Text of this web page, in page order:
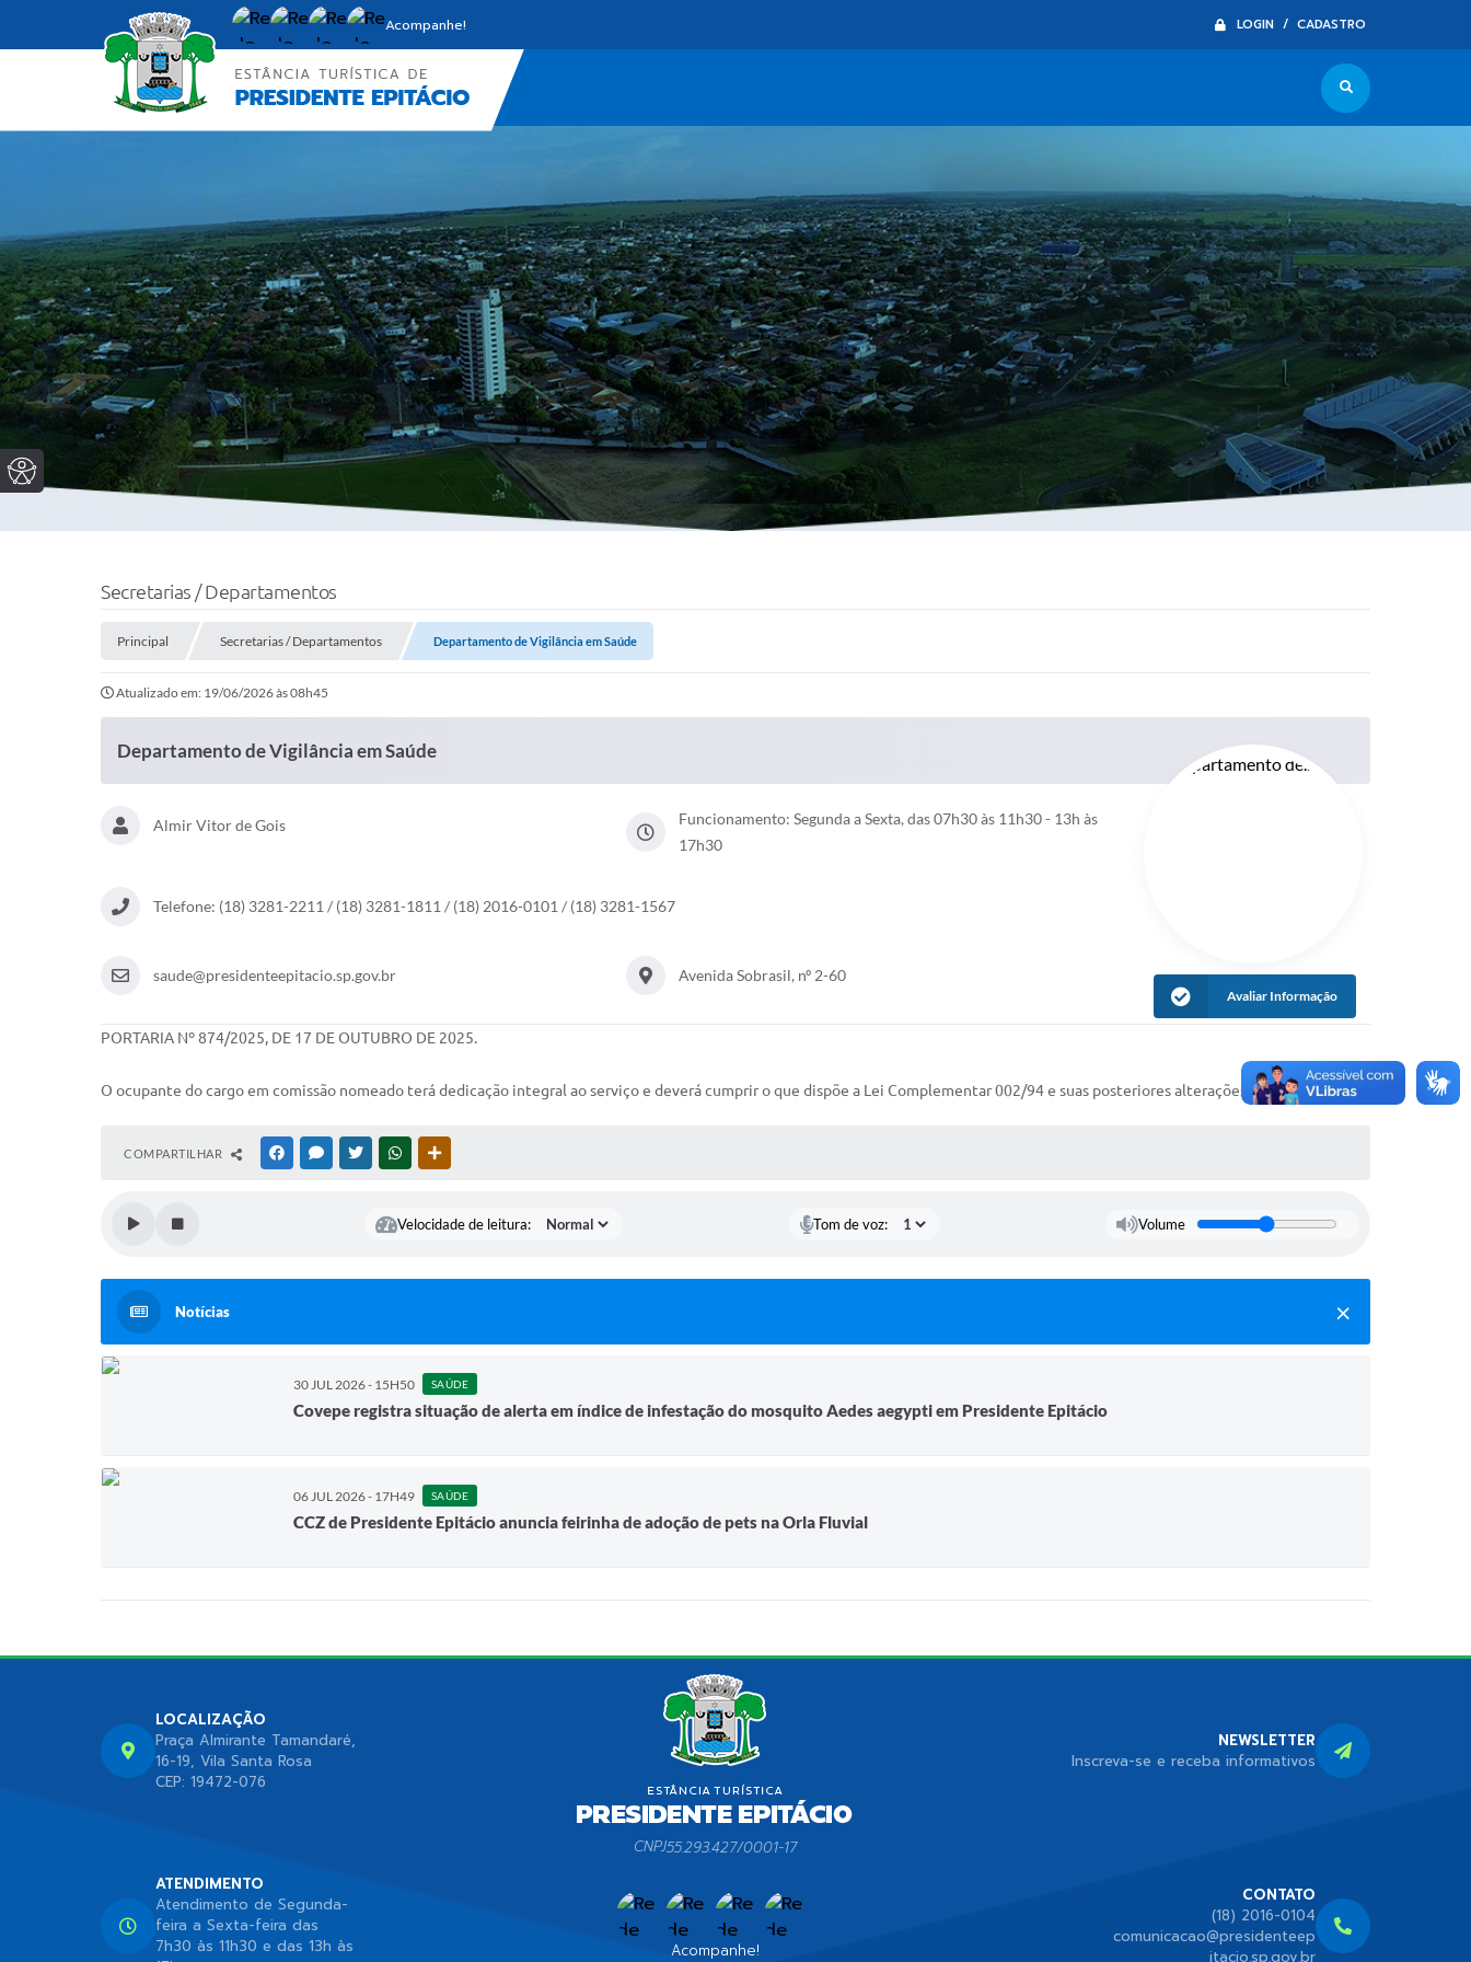
LOGIN / CADASTRO
Acompanhe!
Secretarias / Departamentos
Principal Secretarias / Departamentos Departamento de Vigilância em Saúde
Atualizado em: 19/06/2026 às 08h45
Departamento de Vigilância em Saúde
Almir Vitor de Gois
Funcionamento: Segunda a Sexta, das 07h30 às 11h30 - 13h às
17h30
Telefone: (18) 3281-2211 / (18) 3281-1811 / (18) 2016-0101 / (18) 3281-1567
saude@presidenteepitacio.sp.gov.br Avenida Sobrasil, nº 2-60
Avaliar Informação
PORTARIA Nº 874/2025, DE 17 DE OUTUBRO DE 2025.
O ocupante do cargo em comissão nomeado terá dedicação integral ao serviço e deverá cumprir o que dispõe a Lei Complementar 002/94 e suas posteriores alterações.
COMPARTILHAR FACEBOOKMESSENGER
TWITTERWHATSAPP
Velocidade de leitura: Tom de voz: Volume
Notícias
30 JUL 2026 - 15H50 SAÚDE
Covepe registra situação de alerta em índice de infestação do mosquito Aedes aegypti em Presidente Epitácio
06 JUL 2026 - 17H49 SAÚDE
CCZ de Presidente Epitácio anuncia feirinha de adoção de pets na Orla Fluvial
Acompanhe!
LOCALIZAÇÃO
Praça Almirante Tamandaré,
16-19, Vila Santa Rosa
CEP: 19472-076
CONTATO
(18) 2016-0104
comunicacao@presidenteep
itacio.sp.gov.br
ATENDIMENTO
Atendimento de Segunda-
feira a Sexta-feira das
7h30 às 11h30 e das 13h às
CNPJ55.293.427/0001-17
NEWSLETTER
Inscreva-se e receba informativos